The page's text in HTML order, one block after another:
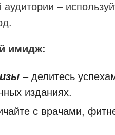
–
имидж:
– делитесь
изданиях.
с врачами,